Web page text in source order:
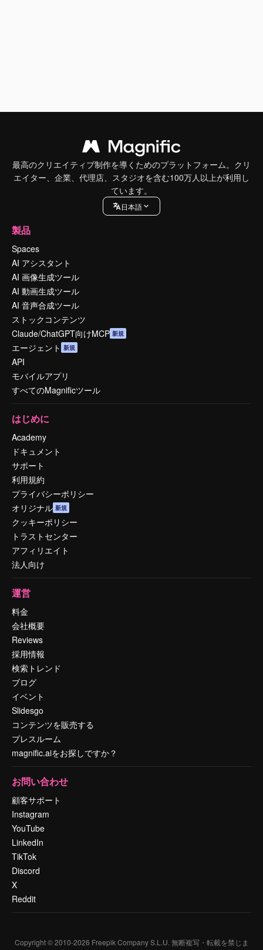
最高のクリエイティブ制作を導くためのプラットフォーム。クリ
エイター、企業、代理店、スタジオを含む100万人以上が利用し
ています。
日本語
製品
Spaces
AI アシスタント
AI 画像生成ツール
AI 動画生成ツール
AI 音声合成ツール
ストックコンテンツ
Claude/ChatGPT向けMCP 新規
エージェント 新規
API
モバイルアプリ
すべてのMagnificツール
はじめに
Academy
ドキュメント
サポート
利用規約
プライバシーポリシー
オリジナル 新規
クッキーポリシー
トラストセンター
アフィリエイト
法人向け
運営
料金
会社概要
Reviews
採用情報
検索トレンド
ブログ
イベント
Slidesgo
コンテンツを販売する
プレスルーム
magnific.aiをお探しですか？
お問い合わせ
顧客サポート
Instagram
YouTube
LinkedIn
TikTok
Discord
X
Reddit
Copyright © 2010-2026 Freepik Company S.L.U. 無断複写・転載を禁じま